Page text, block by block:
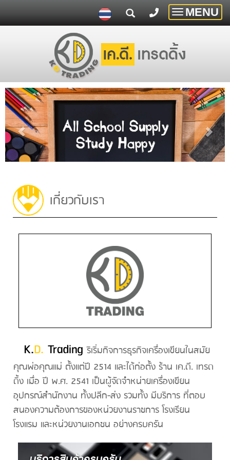
Toggle
MENU
เกี่ยวกับเรา
K.D. Tradingริเริ่มกิจการธุรกิจเครื่องเขียนในสมัย
คุณพ่อคุณแม่ ตั้งแต่ปี 2514 และได้ก่อตั้ง ร้าน เค.ดี. เทรด
ดิ้ง เมื่อ ปี พ.ศ. 2541 เป็นผู้จัดจำหน่ายเครื่องเขียน
อุปกรณ์สำนักงาน ทั้งปลีก-ส่ง รวมทั้ง มีบริการ ที่ตอบ
สนองความต้องการของหน่วยงานราชการ โรงเรียน
โรงแรม และหน่วยงานเอกชน อย่างครบครัน